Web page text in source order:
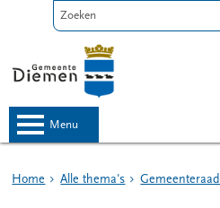
menu
Home Alle thema's Gemeenteraad